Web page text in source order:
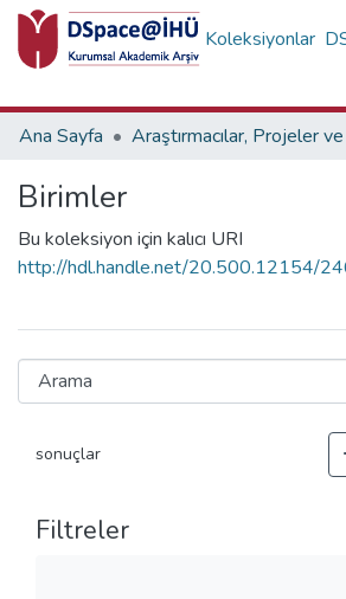
Koleksiyonlar
Ana Sayfa
Birimler
Bu koleksiyon için kalıcı URI
http://hdl.handle.net/20.500.12154/
sonuçlar
Filtreler